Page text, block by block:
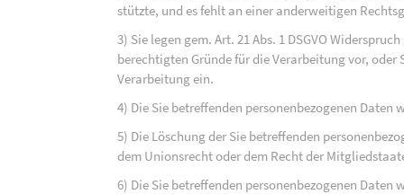
stützte, und es fehlt an einer anderweitigen
3) Sie legen gem. Art. 21 Abs. 1 DSGVO
berechtigten Gründe für die Verarbeitung vor, oder
Verarbeitung ein.
4) Die Sie betreffenden personenbezogenen
5) Die Löschung der Sie betreffenden
dem Unionsrecht oder dem Recht der
6) Die Sie betreffenden personenbezogenen Daten